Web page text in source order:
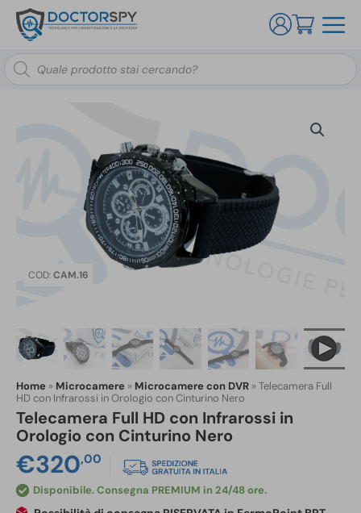
Ricerca
prodotti
COD:CAM.16
Home » Microcamere » Microcamere con DVR » Telecamera Full
HD con Infrarossi in Orologio con Cinturino Nero
Telecamera Full HD con Infrarossi in
Orologio con Cinturino Nero
€320,00
Disponibile